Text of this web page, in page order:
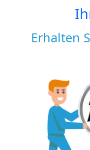
Erhalten